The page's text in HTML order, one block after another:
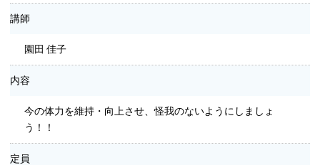
講師
園田 佳子
内容
今の体力を維持・向上させ、怪我のないようにしましょ
う！！
定員